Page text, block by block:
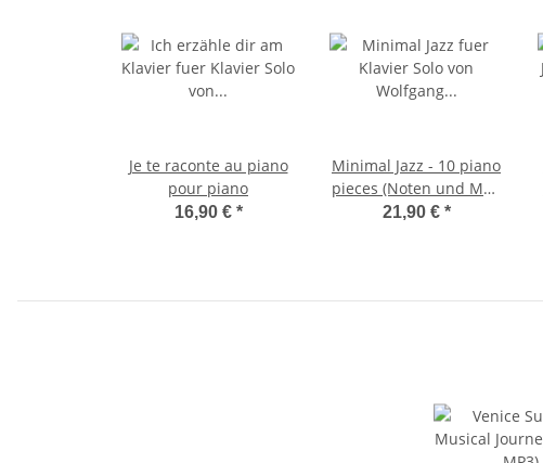
Je te raconte au piano
pour piano
16,90 € *
Minimal Jazz - 10 piano
pieces (Noten und MP3
Album)
21,90 € *